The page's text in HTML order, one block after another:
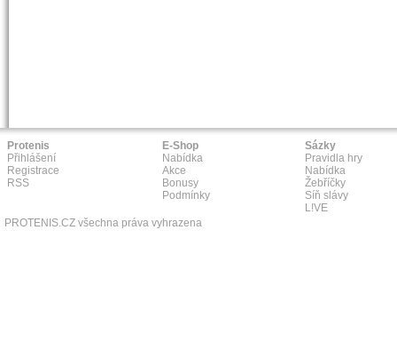
Protenis
Přihlášení
Registrace
RSS
E-Shop
Nabídka
Akce
Bonusy
Podmínky
Sázky
Pravidla hry
Nabídka
Žebříčky
Síň slávy
L!VE
PROTENIS.CZ všechna práva vyhrazena